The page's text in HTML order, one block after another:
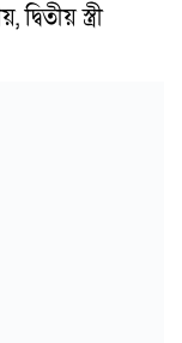
স্ত্রী